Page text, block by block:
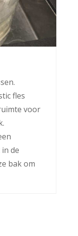
fles
voor
de
bak om